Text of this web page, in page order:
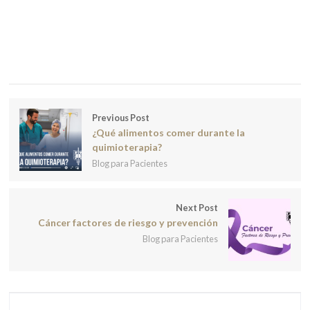
Previous Post
¿Qué alimentos comer durante la
quimioterapia?
Blog para Pacientes
Next Post
Cáncer factores de riesgo y prevención
Blog para Pacientes